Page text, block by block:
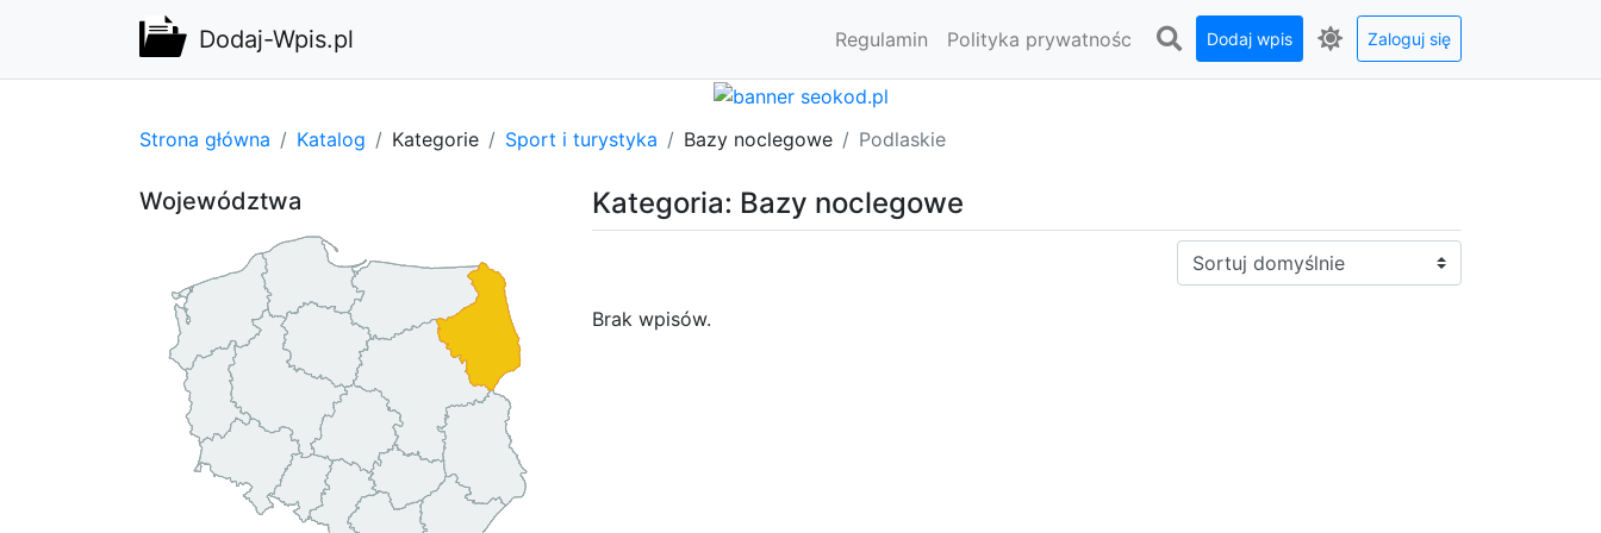
Dodaj-Wpis.pl Regulamin Polityka prywatnośc Dodaj wpis Zaloguj się
Strona główna Katalog Kategorie Sport i turystyka Bazy noclegowe Podlaskie
Kategoria: Bazy noclegowe
Sortuj:
Brak wpisów.
Województwa